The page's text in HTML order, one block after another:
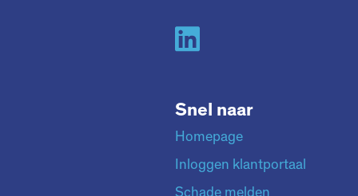
Snel naar
Homepage
Inloggen klantportaal